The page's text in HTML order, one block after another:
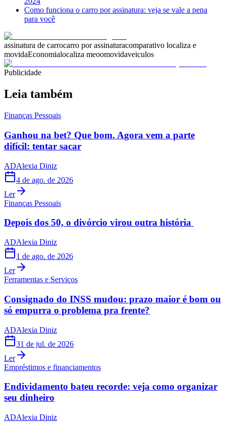
Como funciona o carro por assinatura: veja se vale a pena
para você
assinatura de carrocarro por assinaturacomparativo localiza e
movidaEconomialocaliza meoomovidaveiculos
Publicidade
Leia também
Finanças Pessoais
Ganhou na bet? Que bom. Agora vem a parte
difícil: tentar sacar
ADAlexia Diniz
4 de ago. de 2026
Ler
Finanças Pessoais
Depois dos 50, o divórcio virou outra história
ADAlexia Diniz
1 de ago. de 2026
Ler
Ferramentas e Serviços
Consignado do INSS mudou: prazo maior é bom ou
só empurra o problema pra frente?
ADAlexia Diniz
31 de jul. de 2026
Ler
Empréstimos e financiamentos
Endividamento bateu recorde: veja como organizar
seu dinheiro
ADAlexia Diniz